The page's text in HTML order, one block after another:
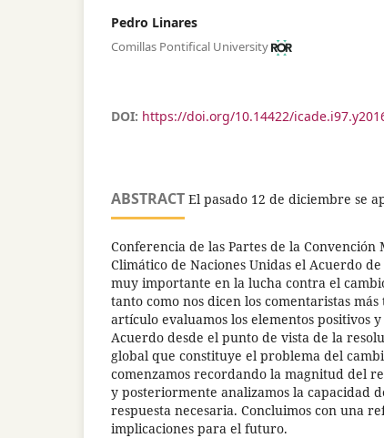
Pedro Linares
Comillas Pontifical University
DOI: https://doi.org/10.14422/
ABSTRACT El pasado 12 de diciembre se
Conferencia de las Partes de la Convención
Climático de Naciones Unidas el Acuerdo
muy importante en la lucha contra el
tanto como nos dicen los comentaristas
artículo evaluamos los elementos positivos
Acuerdo desde el punto de vista de la
global que constituye el problema del
comenzamos recordando la magnitud del
y posteriormente analizamos la capacidad
respuesta necesaria. Concluimos con una
implicaciones para el futuro.